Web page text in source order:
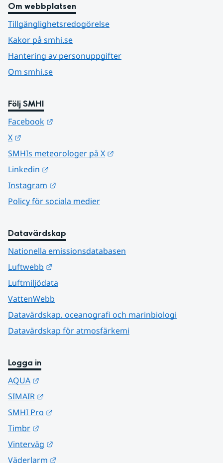
Om webbplatsen
Tillgänglighetsredogörelse
Kakor på smhi.se
Hantering av personuppgifter
Om smhi.se
Följ SMHI
Facebook
X
SMHIs meteorologer på X
Linkedin
Instagram
Policy för sociala medier
Datavärdskap
Nationella emissionsdatabasen
Luftwebb
Luftmiljödata
VattenWebb
Datavärdskap, oceanografi och marinbiologi
Datavärdskap för atmosfärkemi
Logga in
AQUA
SIMAIR
SMHI Pro
Timbr
Vinterväg
Väderlarm